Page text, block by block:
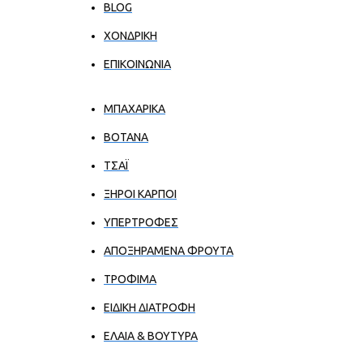
BLOG
ΧΟΝΔΡΙΚΉ
ΕΠΙΚΟΙΝΩΝΊΑ
ΜΠΑΧΑΡΙΚΑ
ΒΟΤΑΝΑ
ΤΣΑΪ
ΞΗΡΟΙ ΚΑΡΠΟΙ
ΥΠΕΡΤΡΟΦΕΣ
ΑΠΟΞΗΡΑΜΕΝΑ ΦΡΟΥΤΑ
ΤΡΟΦΙΜΑ
ΕΙΔΙΚΗ ΔΙΑΤΡΟΦΗ
ΕΛΑΙΑ & ΒΟΥΤΥΡΑ